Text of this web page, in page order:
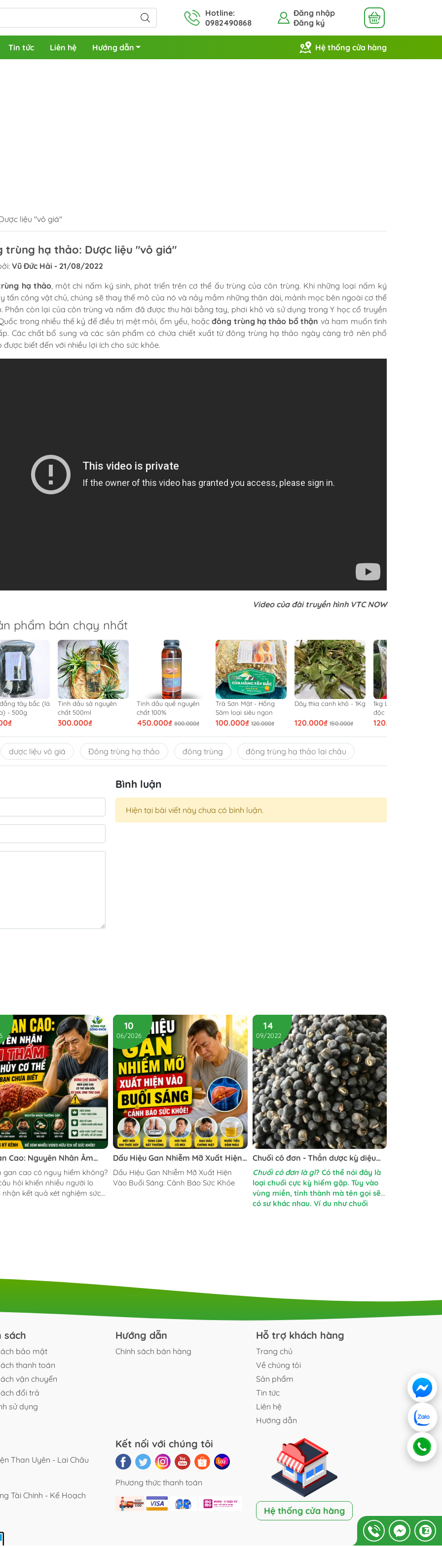
Hotline:
0982490868
Đăng nhập
Đăng ký
Tin tức Liên hệ Hướng dẫn Hệ thống cửa hàng
liệu "vô giá"
trùng hạ thảo: Dược liệu "vô giá"
Vũ Đức Hải - 21/08/2022
hạ thảo, một chi nấm ký sinh, phát triển trên cơ thể ấu trùng của côn trùng. Khi những loại nấm ký
tấn công vật chủ, chúng sẽ thay thế mô của nó và nảy mầm những thân dài, mảnh mọc bên ngoài cơ thể
Phần còn lại của côn trùng và nấm đã được thu hái bằng tay, phơi khô và sử dụng trong Y học cổ truyền
trong nhiều thế kỷ để điều trị mệt mỏi, ốm yếu, hoặcđông trùng hạ thảo bổ thận và ham muốn tình
Các chất bổ sung và các sản phẩm có chứa chiết xuất từ đông trùng hạ thảo ngày càng trở nên phổ
được biết đến với nhiều lợi ích cho sức khỏe.
Video của đài truyền hình VTC NOW
phẩm bán chạy nhất
tây bắc (lá
- 500g
Tinh dầu sả nguyên
chất 500ml
300.000₫
Tinh dầu quế nguyên
chất 100%
450.000₫ 800.000₫
Trà Sơn Mật - Hồng
Sâm loại siêu ngon
100.000₫ 120.000₫
Dây thìa canh khô - 1Kg
120.000₫ 150.000₫
1kg Lá mát gan giải
độc gan
120.000₫
dược liệu vô giá Đông trùng hạ thảo đông trùng đông trùng hạ thảo lai châu
Bình luận
Hiện tại bài viết này chưa có bình luận.
Cao: Nguyên Nhân Âm
Hủy Cơ Thể Mà Bạn Chưa
hỏi khiến nhiều người lo
nhận kết quả xét nghiệm sức
hơn Gan là cơ quan quan
thải độc, chuyển hóa chất
10
06/2026
Dấu Hiệu Gan Nhiễm Mỡ Xuất Hiện
Vào Buổi Sáng: Cảnh Báo Sức Khỏe
Dấu Hiệu Gan Nhiễm Mỡ Xuất Hiện
Vào Buổi Sáng: Cảnh Báo Sức Khỏe
14
09/2022
Chuối cô đơn - Thần dược kỳ diệu
của người Raglai
Chuối cô đơn là gì? Có thể nói đây là
loại chuối cực kỳ hiếm gặp. Tùy vào
vùng miền, tỉnh thành mà tên gọi sẽ
có sự khác nhau. Ví dụ như chuối
sách
bảo mật
thanh toán
vận chuyển
đổi trả
sử dụng
Hướng dẫn
Chính sách bán hàng
Hỗ trợ khách hàng
Trang chủ
Về chúng tôi
Sản phẩm
Tin tức
Liên hệ
Hướng dẫn
Than Uyên - Lai Châu
Tài Chính - Kế Hoạch
Kết nối với chúng tôi
Phương thức thanh toán
Hệ thống cửa hàng